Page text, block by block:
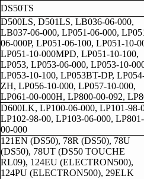
DS50TS
D500LS, D501LS, LB036-06-000,
LB037-06-000, LP051-06-000,
06-000P, LP051-06-100, LP051-10-
LP051-10-000MPD, LP051-10-100,
LP053, LP053-06-000, LP053-10-
LP053-10-100, LP053BT-DP,
ZH, LP056-10-000, LP057-10-000,
LP061-00-000H, LP800-00-092,
D600LK, LP100-06-000, LP101-98-
LP102-98-00, LP103-06-000, LP801-
00-000
121EN (DS50), 78R (DS50), 78U
(DS50), 78UT (DS50 TOUCHE
RL09), 124EU (ELECTRON500),
124PU (ELECTRON500), 29ELK